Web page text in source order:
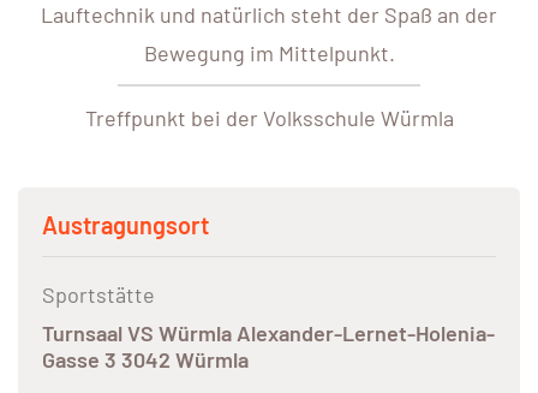
Lauftechnik und natürlich steht der Spaß an der
Bewegung im Mittelpunkt.
Treffpunkt bei der Volksschule Würmla
Austragungsort
Sportstätte
Turnsaal VS Würmla Alexander-Lernet-Holenia-
Gasse 3 3042 Würmla